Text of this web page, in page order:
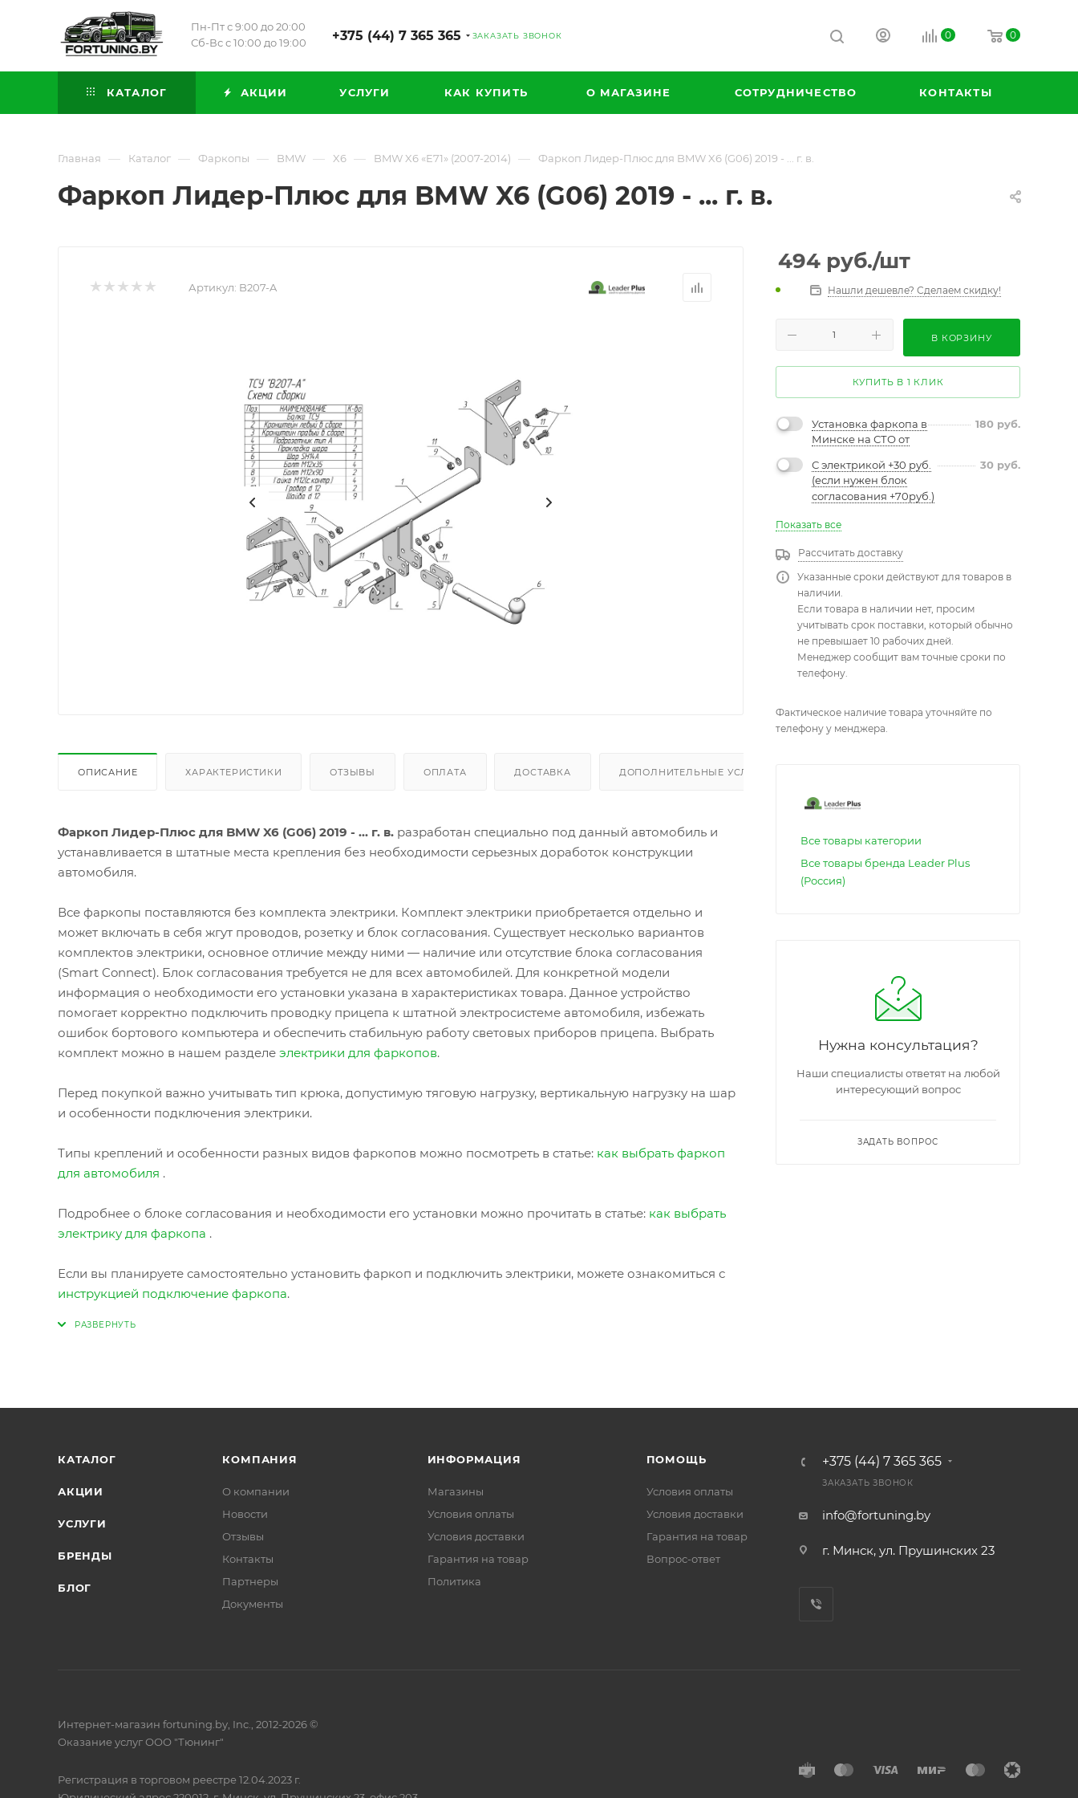
Пн-Пт с 9:00 до 20:00
Сб-Вс с 10:00 до 19:00
+375 (44) 7 365 365 ЗАКАЗАТЬ ЗВОНОК 0 0
КАТАЛОГ АКЦИИ УСЛУГИ КАК КУПИТЬ О МАГАЗИНЕ СОТРУДНИЧЕСТВО КОНТАКТЫ
Главная — Каталог — Фаркопы — BMW — X6 — BMW X6 «E71» (2007-2014) — Фаркоп Лидер-Плюс для BMW X6 (G06) 2019 - ... г. в.
Фаркоп Лидер-Плюс для BMW X6 (G06) 2019 - ... г. в.
Артикул: B207-A
ОПИСАНИЕ ХАРАКТЕРИСТИКИ ОТЗЫВЫ ОПЛАТА ДОСТАВКА ДОПОЛНИТЕЛЬНЫЕ УСЛУГИ
Фаркоп Лидер-Плюс для BMW X6 (G06) 2019 - ... г. в. разработан специально под данный автомобиль и
устанавливается в штатные места крепления без необходимости серьезных доработок конструкции
автомобиля.
Все фаркопы поставляются без комплекта электрики. Комплект электрики приобретается отдельно и
может включать в себя жгут проводов, розетку и блок согласования. Существует несколько вариантов
комплектов электрики, основное отличие между ними — наличие или отсутствие блока согласования
(Smart Connect). Блок согласования требуется не для всех автомобилей. Для конкретной модели
информация о необходимости его установки указана в характеристиках товара. Данное устройство
помогает корректно подключить проводку прицепа к штатной электросистеме автомобиля, избежать
ошибок бортового компьютера и обеспечить стабильную работу световых приборов прицепа. Выбрать
комплект можно в нашем разделе электрики для фаркопов.
Перед покупкой важно учитывать тип крюка, допустимую тяговую нагрузку, вертикальную нагрузку на шар
и особенности подключения электрики.
Типы креплений и особенности разных видов фаркопов можно посмотреть в статье: как выбрать фаркоп
для автомобиля .
Подробнее о блоке согласования и необходимости его установки можно прочитать в статье: как выбрать
электрику для фаркопа .
Если вы планируете самостоятельно установить фаркоп и подключить электрики, можете ознакомиться с
инструкцией подключение фаркопа.
494 руб./шт
Нашли дешевле? Сделаем скидку!
В КОРЗИНУ
КУПИТЬ В 1 КЛИК
Установка фаркопа в
Минске на СТО от
180 руб.
С электрикой +30 руб.
(если нужен блок
согласования +70руб.)
30 руб.
Показать все
Рассчитать доставку
Указанные сроки действуют для товаров в
наличии.
Если товара в наличии нет, просим
учитывать срок поставки, который обычно
не превышает 10 рабочих дней.
Менеджер сообщит вам точные сроки по
телефону.
Фактическое наличие товара уточняйте по
телефону у менджера.
Все товары категории
Все товары бренда Leader Plus
(Россия)
Нужна консультация?
Наши специалисты ответят на любой
интересующий вопрос
ЗАДАТЬ ВОПРОС
КАТАЛОГ
АКЦИИ
УСЛУГИ
БРЕНДЫ
БЛОГ
КОМПАНИЯ
О компании
Новости
Отзывы
Контакты
Партнеры
Документы
ИНФОРМАЦИЯ
Магазины
Условия оплаты
Условия доставки
Гарантия на товар
Политика
ПОМОЩЬ
Условия оплаты
Условия доставки
Гарантия на товар
Вопрос-ответ
+375 (44) 7 365 365
ЗАКАЗАТЬ ЗВОНОК
info@fortuning.by
г. Минск, ул. Прушинских 23
Интернет-магазин fortuning.by, Inc., 2012-2026 ©
Оказание услуг ООО "Тюнинг"
Регистрация в торговом реестре 12.04.2023 г.